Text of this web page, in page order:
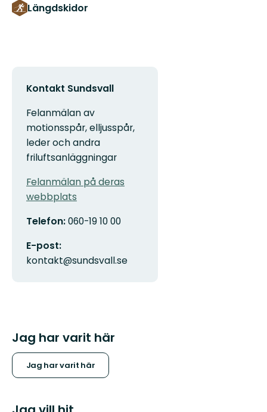
Längdskidor
Kontakt Sundsvall
Felanmälan av
motionsspår, elljusspår,
leder och andra
friluftsanläggningar
Felanmälan på deras
webbplats
Telefon:060-19 10 00
E-post:
kontakt@sundsvall.se
Jag har varit här
Jag har varit här